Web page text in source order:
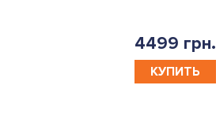
4499 грн.
КУПИТЬ